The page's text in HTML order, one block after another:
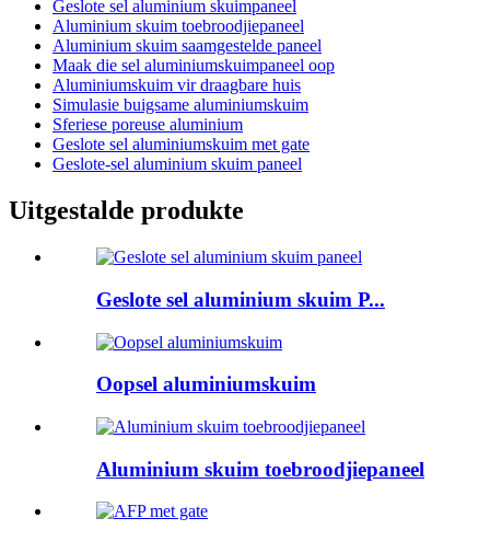
Geslote sel aluminium skuimpaneel
Aluminium skuim toebroodjiepaneel
Aluminium skuim saamgestelde paneel
Maak die sel aluminiumskuimpaneel oop
Aluminiumskuim vir draagbare huis
Simulasie buigsame aluminiumskuim
Sferiese poreuse aluminium
Geslote sel aluminiumskuim met gate
Geslote-sel aluminium skuim paneel
Uitgestalde produkte
Geslote sel aluminium skuim P...
Oopsel aluminiumskuim
Aluminium skuim toebroodjiepaneel